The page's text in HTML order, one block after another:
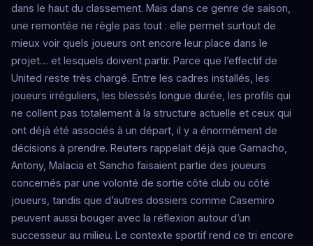
dans le haut du classement. Mais dans ce genre de saison,
une remontée ne règle pas tout : elle permet surtout de
mieux voir quels joueurs ont encore leur place dans le
projet… et lesquels doivent partir. Parce que l’effectif de
United reste très chargé. Entre les cadres installés, les
joueurs irréguliers, les blessés longue durée, les profils qui
ne collent pas totalement à la structure actuelle et ceux qui
ont déjà été associés à un départ, il y a énormément de
décisions à prendre. Reuters rappelait déjà que Garnacho,
Antony, Malacia et Sancho faisaient partie des joueurs
concernés par une volonté de sortie côté club ou côté
joueurs, tandis que d’autres dossiers comme Casemiro
peuvent aussi bouger avec la réflexion autour d’un
successeur au milieu. Le contexte sportif rend ce tri encore